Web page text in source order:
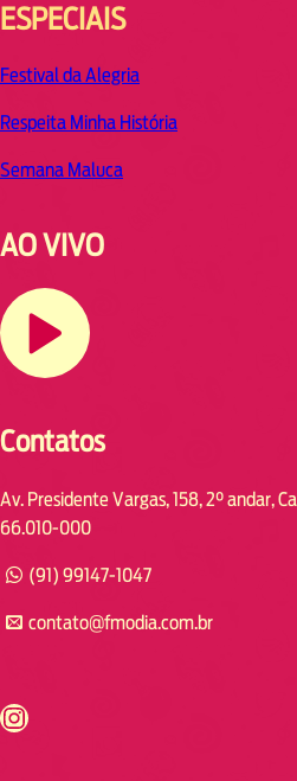
ESPECIAIS
Festival da Alegria
Respeita Minha História
Semana Maluca
AO VIVO
Contatos
Av. Presidente Vargas, 158, 2° andar,
66.010-000
(91) 99147-1047
contato@fmodia.com.br
https://www.instagram.com/fmodia.cabofrio/